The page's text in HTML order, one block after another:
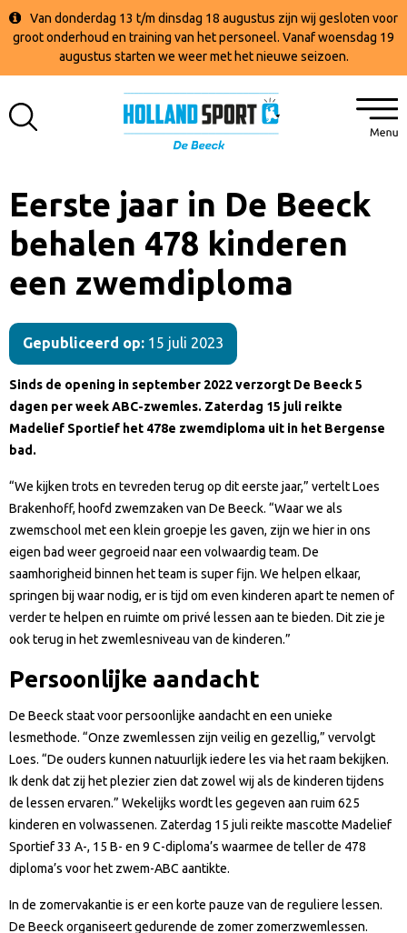
Van donderdag 13 t/m dinsdag 18 augustus zijn wij gesloten voor
groot onderhoud en training van het personeel. Vanaf woensdag 19
augustus starten we weer met het nieuwe seizoen.
Eerste jaar in De Beeck
behalen 478 kinderen
een zwemdiploma
Gepubliceerd op: 15 juli 2023
Sinds de opening in september 2022 verzorgt De Beeck 5
dagen per week ABC-zwemles. Zaterdag 15 juli reikte
Madelief Sportief het 478e zwemdiploma uit in het Bergense
bad.
“We kijken trots en tevreden terug op dit eerste jaar,” vertelt Loes
Brakenhoff, hoofd zwemzaken van De Beeck. “Waar we als
zwemschool met een klein groepje les gaven, zijn we hier in ons
eigen bad weer gegroeid naar een volwaardig team. De
saamhorigheid binnen het team is super fijn. We helpen elkaar,
springen bij waar nodig, er is tijd om even kinderen apart te nemen of
verder te helpen en ruimte om privé lessen aan te bieden. Dit zie je
ook terug in het zwemlesniveau van de kinderen.”
Persoonlijke aandacht
De Beeck staat voor persoonlijke aandacht en een unieke
lesmethode. “Onze zwemlessen zijn veilig en gezellig,” vervolgt
Loes. “De ouders kunnen natuurlijk iedere les via het raam bekijken.
Ik denk dat zij het plezier zien dat zowel wij als de kinderen tijdens
de lessen ervaren.” Wekelijks wordt les gegeven aan ruim 625
kinderen en volwassenen. Zaterdag 15 juli reikte mascotte Madelief
Sportief 33 A-, 15 B- en 9 C-diploma’s waarmee de teller de 478
diploma’s voor het zwem-ABC aantikte.
In de zomervakantie is er een korte pauze van de reguliere lessen.
De Beeck organiseert gedurende de zomer zomerzwemlessen.